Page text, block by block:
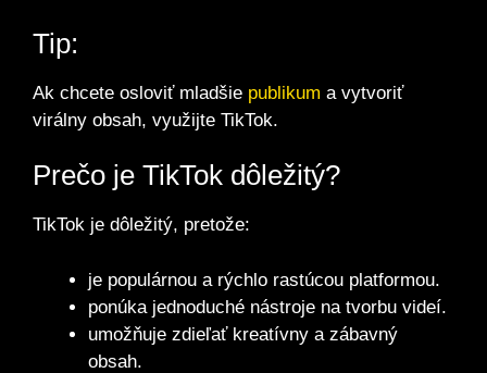
Tip:
Ak chcete osloviť mladšie publikum a vytvoriť
virálny obsah, využijte TikTok.
Prečo je TikTok dôležitý?
TikTok je dôležitý, pretože:
je populárnou a rýchlo rastúcou platformou.
ponúka jednoduché nástroje na tvorbu videí.
umožňuje zdieľať kreatívny a zábavný
obsah.